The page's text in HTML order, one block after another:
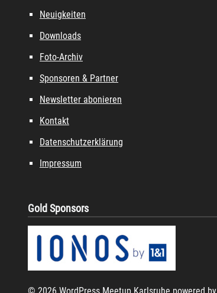
Neuigkeiten
Downloads
Foto-Archiv
Sponsoren & Partner
Newsletter abonieren
Kontakt
Datenschutzerklärung
Impressum
Gold Sponsors
© 2026 WordPress Meetup Karlsruhe powered by